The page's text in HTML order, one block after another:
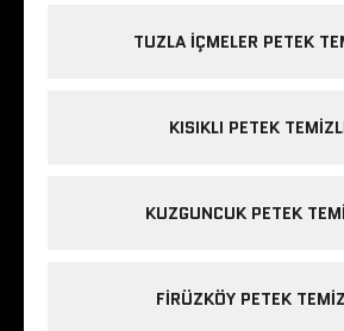
TUZLA IÇMELER PETEK
KISIKLI PETEK
KUZGUNCUK PETEK
FIRÜZKÖY PETEK